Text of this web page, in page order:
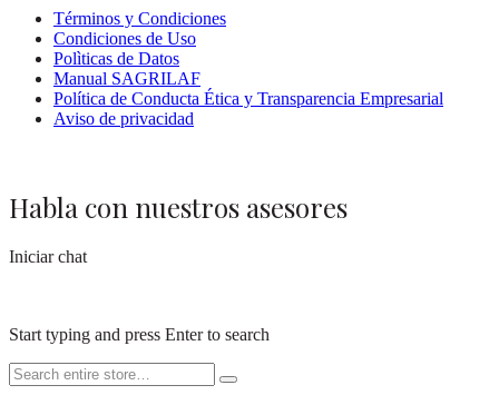
Términos y Condiciones
Condiciones de Uso
Polìticas de Datos
Manual SAGRILAF
Política de Conducta Ética y Transparencia Empresarial
Aviso de privacidad
Habla con nuestros asesores
Iniciar chat
Start typing and press Enter to search